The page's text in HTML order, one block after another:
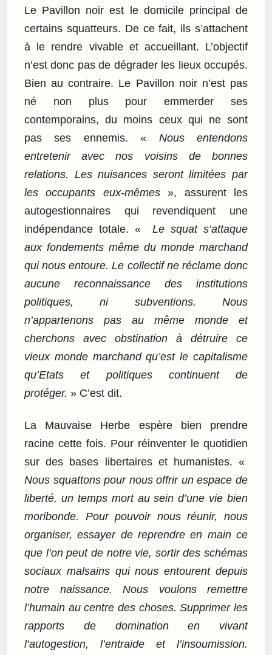
Le Pavillon noir est le domicile principal de
certains squatteurs. De ce fait, ils s’attachent
à le rendre vivable et accueillant. L’objectif
n’est donc pas de dégrader les lieux occupés.
Bien au contraire. Le Pavillon noir n’est pas
né non plus pour emmerder ses
contemporains, du moins ceux qui ne sont
pas ses ennemis. « Nous entendons
entretenir avec nos voisins de bonnes
relations. Les nuisances seront limitées par
les occupants eux-mêmes», assurent les
autogestionnaires qui revendiquent une
indépendance totale. «
Le squat s’attaque
aux fondements même du monde marchand
qui nous entoure. Le collectif ne réclame donc
aucune reconnaissance des institutions
politiques, ni subventions. Nous
n’appartenons pas au même monde et
cherchons avec obstination à détruire ce
vieux monde marchand qu’est le capitalisme
qu’Etats et politiques continuent de
protéger. » C’est dit.
La Mauvaise Herbe espère bien prendre
racine cette fois. Pour réinventer le quotidien
sur des bases libertaires et humanistes. «
Nous squattons pour nous offrir un espace de
liberté, un temps mort au sein d’une vie bien
moribonde. Pour pouvoir nous réunir, nous
organiser, essayer de reprendre en main ce
que l’on peut de notre vie, sortir des schémas
sociaux malsains qui nous entourent depuis
notre naissance. Nous voulons remettre
l’humain au centre des choses. Supprimer les
rapports de domination en vivant
l’autogestion, l’entraide et l’insoumission.